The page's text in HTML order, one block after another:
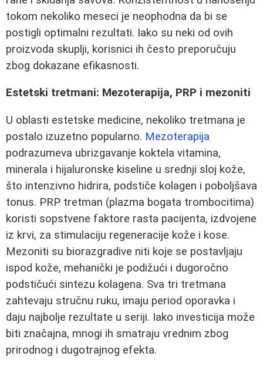
tokom nekoliko meseci je neophodna da bi se
postigli optimalni rezultati. Iako su neki od ovih
proizvoda skuplji, korisnici ih često preporučuju
zbog dokazane efikasnosti.
Estetski tretmani: Mezoterapija, PRP i mezoniti
U oblasti estetske medicine, nekoliko tretmana je
postalo izuzetno popularno. Mezoterapija
podrazumeva ubrizgavanje koktela vitamina,
minerala i hijaluronske kiseline u srednji sloj kože,
što intenzivno hidrira, podstiče kolagen i poboljšava
tonus. PRP tretman (plazma bogata trombocitima)
koristi sopstvene faktore rasta pacijenta, izdvojene
iz krvi, za stimulaciju regeneracije kože i kose.
Mezoniti su biorazgradive niti koje se postavljaju
ispod kože, mehanički je podižući i dugoročno
podstičući sintezu kolagena. Sva tri tretmana
zahtevaju stručnu ruku, imaju period oporavka i
daju najbolje rezultate u seriji. Iako investicija može
biti značajna, mnogi ih smatraju vrednim zbog
prirodnog i dugotrajnog efekta.